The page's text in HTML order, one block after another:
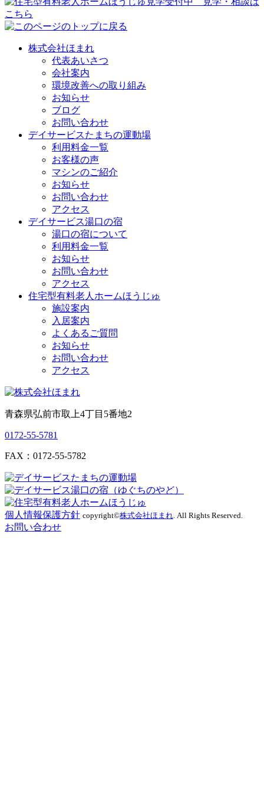
株式会社ほまれ
代表あいさつ
会社案内
環境改善への取り組み
お知らせ
ブログ
お問い合わせ
デイサービスたまちの運動場
利用料金一覧
お客様の声
マシンのご紹介
お知らせ
お問い合わせ
アクセス
デイサービス湯口の宿
湯口の宿について
利用料金一覧
お知らせ
お問い合わせ
アクセス
住宅型有料老人ホームほうじゅ
施設案内
入居案内
よくあるご質問
お知らせ
お問い合わせ
アクセス
青森県弘前市取上4丁目5番地2
0172-55-5781
FAX：0172-55-5782
個人情報保護方針 copyright©株式会社ほまれ. All Rights Reserved.
お問い合わせ